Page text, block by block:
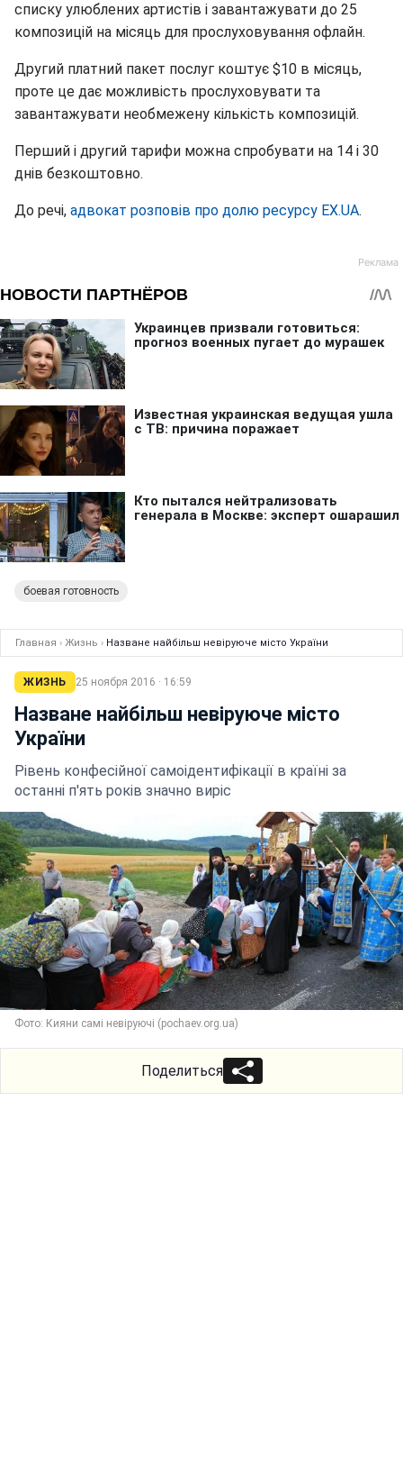
списку улюблених артистів і завантажувати до 25
композицій на місяць для прослуховування офлайн.
Другий платний пакет послуг коштує $10 в місяць,
проте це дає можливість прослуховувати та
завантажувати необмежену кількість композицій.
Перший і другий тарифи можна спробувати на 14 і 30
днів безкоштовно.
До речі, адвокат розповів про долю ресурсу EX.UA.
боевая готовность
Главная › Жизнь › Назване найбільш невіруюче місто України
ЖИЗНЬ 25 ноября 2016 · 16:59
Назване найбільш невіруюче місто
України
Рівень конфесійної самоідентифікації в країні за
останні п'ять років значно виріс
Фото: Кияни самі невіруючі (pochaev.org.ua)
Поделиться